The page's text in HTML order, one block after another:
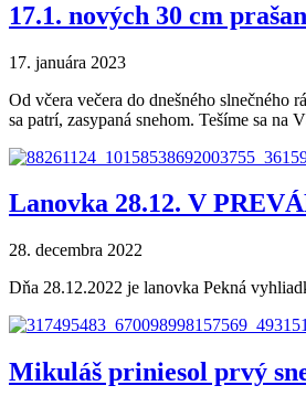
17.1. nových 30 cm
17. januára 2023
Od včera večera do dnešného slnečného
sa patrí, zasypaná snehom. Tešíme sa na
Lanovka 28.12. V
28. decembra 2022
Dňa 28.12.2022 je lanovka Pekná
Mikuláš priniesol prvý